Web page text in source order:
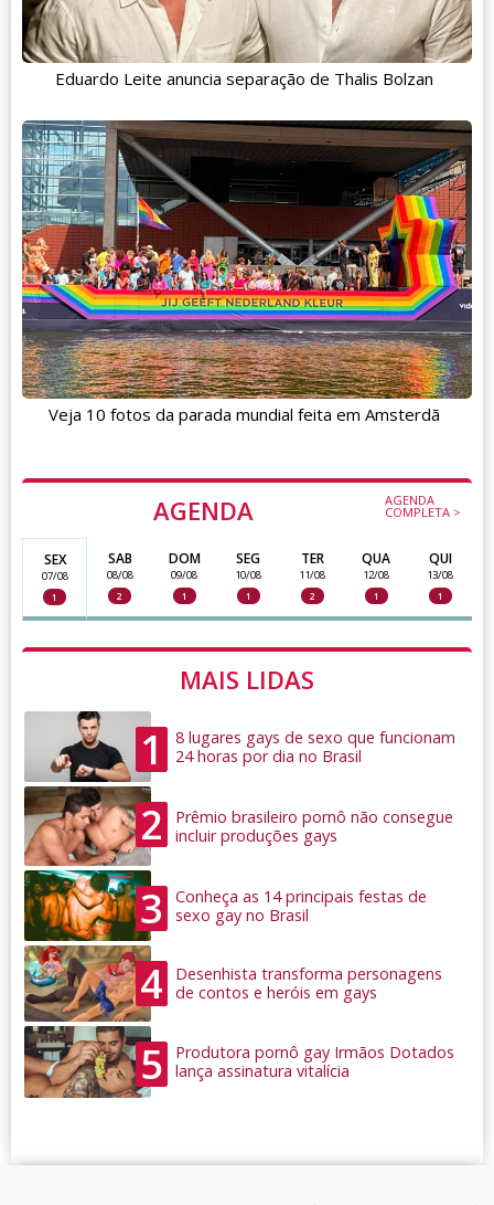
AGENDA AGENDA
COMPLETA >
SEX
07/08
1
SAB
08/08
2
DOM
09/08
1
SEG
10/08
1
TER
11/08
2
QUA
12/08
1
QUI
13/08
1
MAIS LIDAS
1
8 lugares gays de sexo que funcionam
24 horas por dia no Brasil
2
Prêmio brasileiro pornô não consegue
incluir produções gays
3
Conheça as 14 principais festas de
sexo gay no Brasil
4
Desenhista transforma personagens
de contos e heróis em gays
5
Produtora pornô gay Irmãos Dotados
lança assinatura vitalícia
Eduardo Leite anuncia separação de Thalis Bolzan
Veja 10 fotos da parada mundial feita em Amsterdã